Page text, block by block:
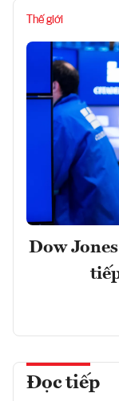
Thế giới
Dow
Đọc tiếp